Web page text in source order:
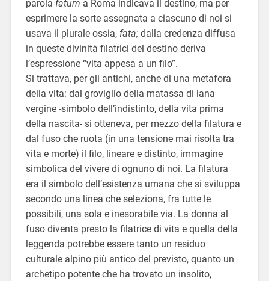
parola fatum a Roma indicava il destino, ma per
esprimere la sorte assegnata a ciascuno di noi si
usava il plurale ossia, fata; dalla credenza diffusa
in queste divinità filatrici del destino deriva
l’espressione “vita appesa a un filo”.
Si trattava, per gli antichi, anche di una metafora
della vita: dal groviglio della matassa di lana
vergine -simbolo dell’indistinto, della vita prima
della nascita- si otteneva, per mezzo della filatura e
dal fuso che ruota (in una tensione mai risolta tra
vita e morte) il filo, lineare e distinto, immagine
simbolica del vivere di ognuno di noi. La filatura
era il simbolo dell’esistenza umana che si sviluppa
secondo una linea che seleziona, fra tutte le
possibili, una sola e inesorabile via. La donna al
fuso diventa presto la filatrice di vita e quella della
leggenda potrebbe essere tanto un residuo
culturale alpino più antico del previsto, quanto un
archetipo potente che ha trovato un insolito,